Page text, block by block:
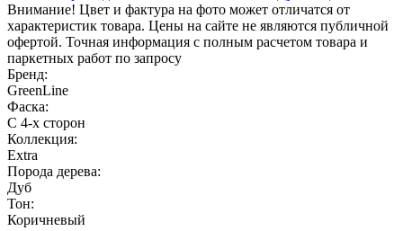
Внимание! Цвет и фактура на фото может отличатся от
характеристик товара. Цены на сайте не являются публичной
офертой. Точная информация с полным расчетом товара и
паркетных работ по запросу
Бренд:
GreenLine
Фаска:
С 4-х сторон
Коллекция:
Extra
Порода дерева:
Дуб
Тон:
Коричневый